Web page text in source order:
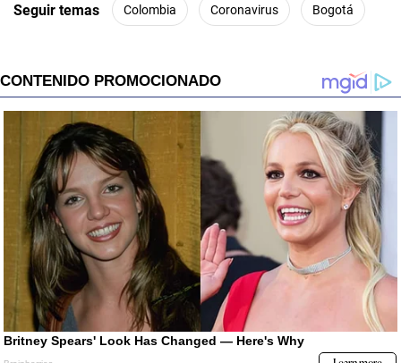
Seguir temas Colombia Coronavirus Bogotá